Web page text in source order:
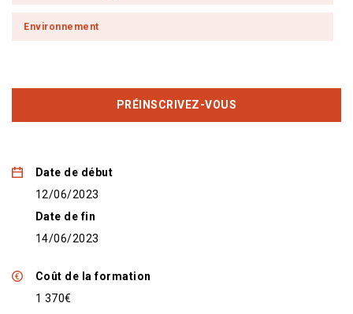
Environnement
PRÉINSCRIVEZ-VOUS
Date de début
12/06/2023
Date de fin
14/06/2023
Coût de la formation
1 370€